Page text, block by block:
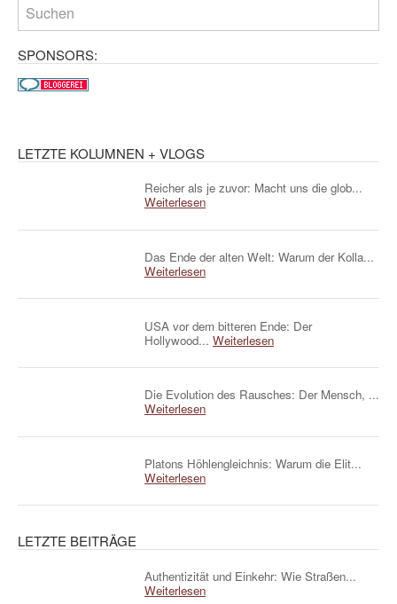
SPONSORS:
LETZTE KOLUMNEN + VLOGS
Reicher als je zuvor: Macht uns die glob...
Weiterlesen
Das Ende der alten Welt: Warum der Kolla...
Weiterlesen
USA vor dem bitteren Ende: Der
Hollywood... Weiterlesen
Die Evolution des Rausches: Der Mensch, ...
Weiterlesen
Platons Höhlengleichnis: Warum die Elit...
Weiterlesen
LETZTE BEITRÄGE
Authentizität und Einkehr: Wie Straßen...
Weiterlesen